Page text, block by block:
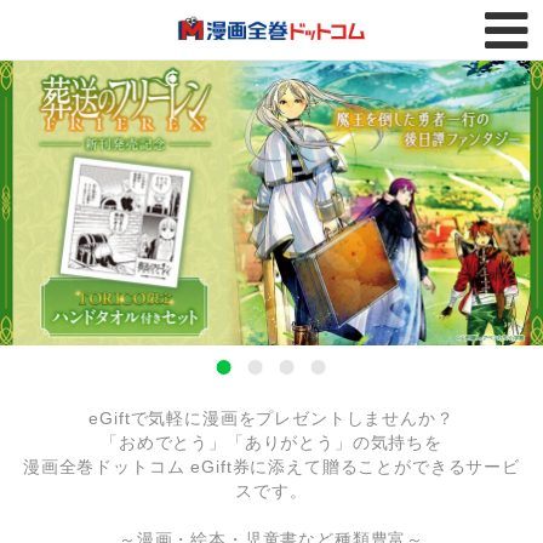
トップページ
FAQ
購入履歴
eGiftで気軽に漫画をプレゼントしませんか？
「おめでとう」「ありがとう」の気持ちを
漫画全巻ドットコム eGift券に添えて贈ることができるサービ
スです。